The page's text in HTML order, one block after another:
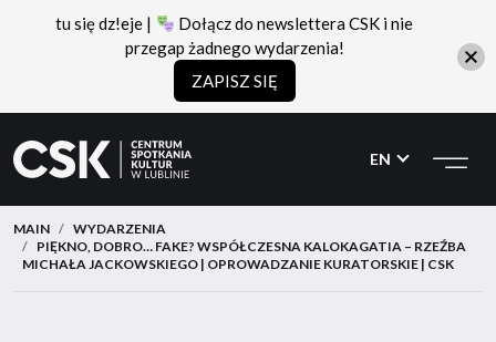
CSK
do
menu
do
treści
EN
MAIN
WYDARZENIA
PIĘKNO, DOBRO… FAKE? WSPÓŁCZESNA KALOKAGATIA – RZEŹBA
MICHAŁA JACKOWSKIEGO | OPROWADZANIE KURATORSKIE | CSK
tu się dz!eje |
Dołącz do newslettera CSK i nie
przegap żadnego wydarzenia!
ZAPISZ SIĘ